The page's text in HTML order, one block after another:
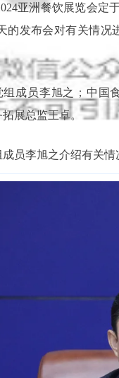
亚洲餐饮展览会定
的发布会对有关情况
成员李旭之；中国
展总监王卓。
员李旭之介绍有关情